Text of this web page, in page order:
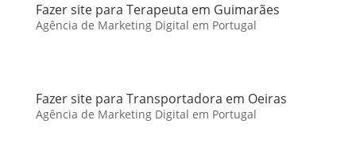
Fazer site para Terapeuta em Guimarães
Agência de Marketing Digital em Portugal
Fazer site para Transportadora em Oeiras
Agência de Marketing Digital em Portugal